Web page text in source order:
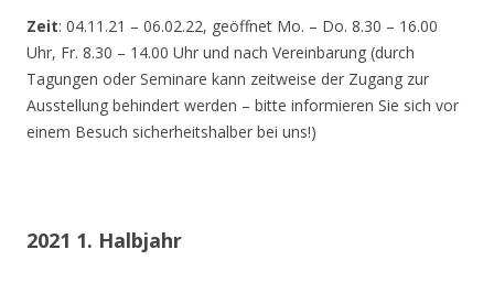
Zeit: 04.11.21 – 06.02.22, geöffnet Mo. – Do. 8.30 – 16.00
Uhr, Fr. 8.30 – 14.00 Uhr und nach Vereinbarung (durch
Tagungen oder Seminare kann zeitweise der Zugang zur
Ausstellung behindert werden – bitte informieren Sie sich vor
einem Besuch sicherheitshalber bei uns!)
2021 1. Halbjahr